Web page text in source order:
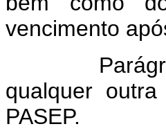
vencimento
Parágrafo
qualquer
PASEP.